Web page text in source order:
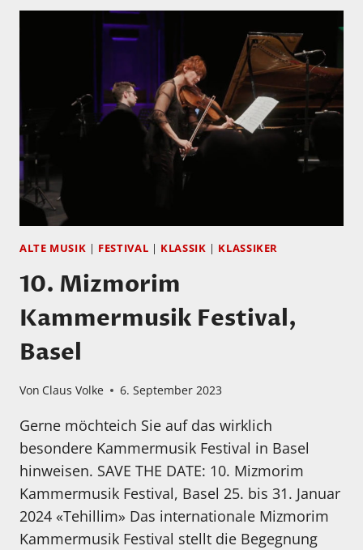
KILDEN
ALTE MUSIK | FESTIVAL | KLASSIK | KLASSIKER
10. Mizmorim
Kammermusik Festival,
Basel
Von Claus Volke 6. September 2023
Gerne möchteich Sie auf das wirklich
besondere Kammermusik Festival in Basel
hinweisen. SAVE THE DATE: 10. Mizmorim
Kammermusik Festival, Basel 25. bis 31. Januar
2024 «Tehillim» Das internationale Mizmorim
Kammermusik Festival stellt die Begegnung